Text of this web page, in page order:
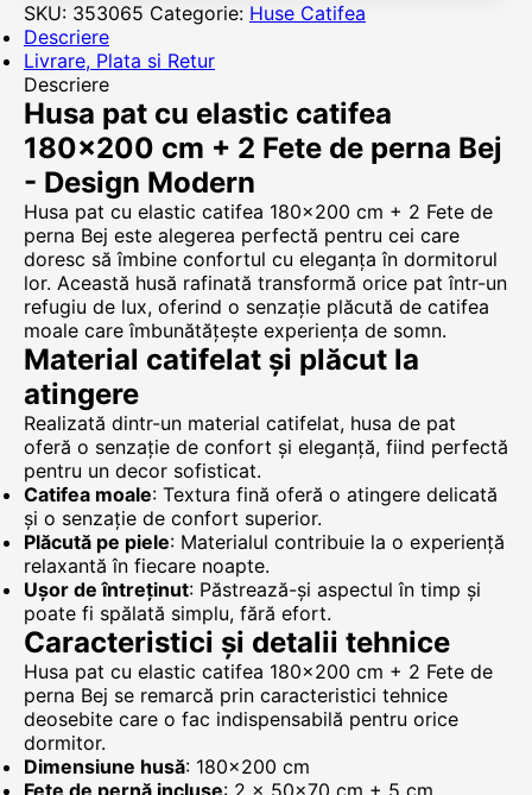
SKU: 353065 Categorie: Huse Catifea
Descriere
Livrare, Plata si Retur
Descriere
Husa pat cu elastic catifea
180×200 cm + 2 Fete de perna Bej
- Design Modern
Husa pat cu elastic catifea 180×200 cm + 2 Fete de
perna Bej este alegerea perfectă pentru cei care
doresc să îmbine confortul cu eleganța în dormitorul
lor. Această husă rafinată transformă orice pat într-un
refugiu de lux, oferind o senzație plăcută de catifea
moale care îmbunătățește experiența de somn.
Material catifelat și plăcut la
atingere
Realizată dintr-un material catifelat, husa de pat
oferă o senzație de confort și eleganță, fiind perfectă
pentru un decor sofisticat.
Catifea moale: Textura fină oferă o atingere delicată
și o senzație de confort superior.
Plăcută pe piele: Materialul contribuie la o experiență
relaxantă în fiecare noapte.
Ușor de întreținut: Păstrează-și aspectul în timp și
poate fi spălată simplu, fără efort.
Caracteristici și detalii tehnice
Husa pat cu elastic catifea 180×200 cm + 2 Fete de
perna Bej se remarcă prin caracteristici tehnice
deosebite care o fac indispensabilă pentru orice
dormitor.
Dimensiune husă: 180×200 cm
Fețe de pernă incluse: 2 × 50×70 cm + 5 cm